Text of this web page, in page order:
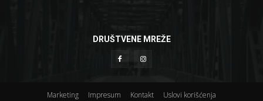
DRUŠTVENE MREŽE
Marketing Impresum Kontakt Uslovi korišćenja